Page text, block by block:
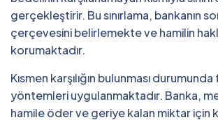
gerçekleştirir. Bu sınırlama, bankanın
çerçevesini belirlemekte ve hamilin
korumaktadır.
Kısmen karşılığın bulunması
yöntemleri uygulanmaktadır. Banka,
hamile öder ve geriye kalan miktar için